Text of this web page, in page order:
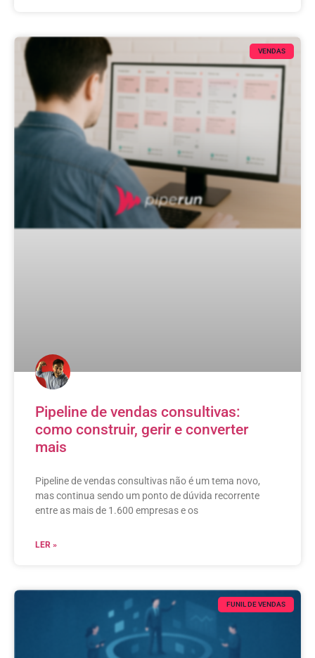
VENDAS
Pipeline de vendas consultivas:
como construir, gerir e converter
mais
Pipeline de vendas consultivas não é um tema novo,
mas continua sendo um ponto de dúvida recorrente
entre as mais de 1.600 empresas e os
LER »
FUNIL DE VENDAS